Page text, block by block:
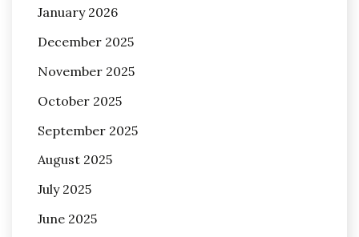
January 2026
December 2025
November 2025
October 2025
September 2025
August 2025
July 2025
June 2025